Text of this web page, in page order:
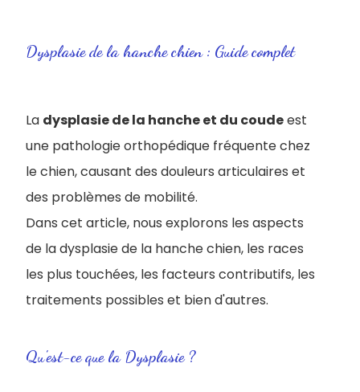
Dysplasie de la hanche chien : Guide complet
La dysplasie de la hanche et du coudeest
une pathologie orthopédique fréquente chez
le chien, causant des douleurs articulaires et
des problèmes de mobilité.
Dans cet article, nous explorons les aspects
de la dysplasie de la hanche chien, les races
les plus touchées, les facteurs contributifs, les
traitements possibles et bien d'autres.
Qu'est-ce que la Dysplasie ?